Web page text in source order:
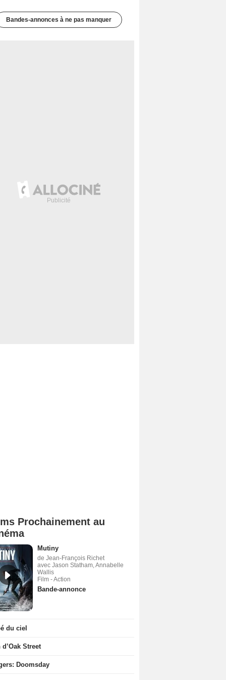
Bandes-annonces à ne pas manquer
Prochainement au
Mutiny
de Jean-François Richet
avec Jason Statham, Annabelle
Wallis
Film - Action
Bande-annonce
du ciel
Street
Doomsday